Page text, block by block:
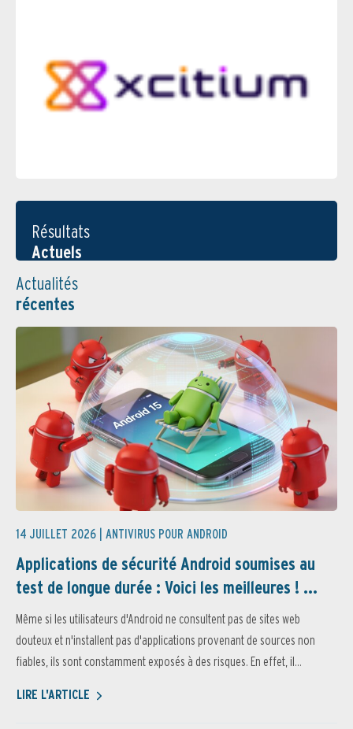
Résultats
Actuels
Actualités
récentes
14 JUILLET 2026 | ANTIVIRUS POUR ANDROID
Applications de sécurité Android soumises au
test de longue durée : Voici les meilleures ! ...
Même si les utilisateurs d'Android ne consultent pas de sites web
douteux et n'installent pas d'applications provenant de sources non
fiables, ils sont constamment exposés à des risques. En effet, il...
LIRE L'ARTICLE